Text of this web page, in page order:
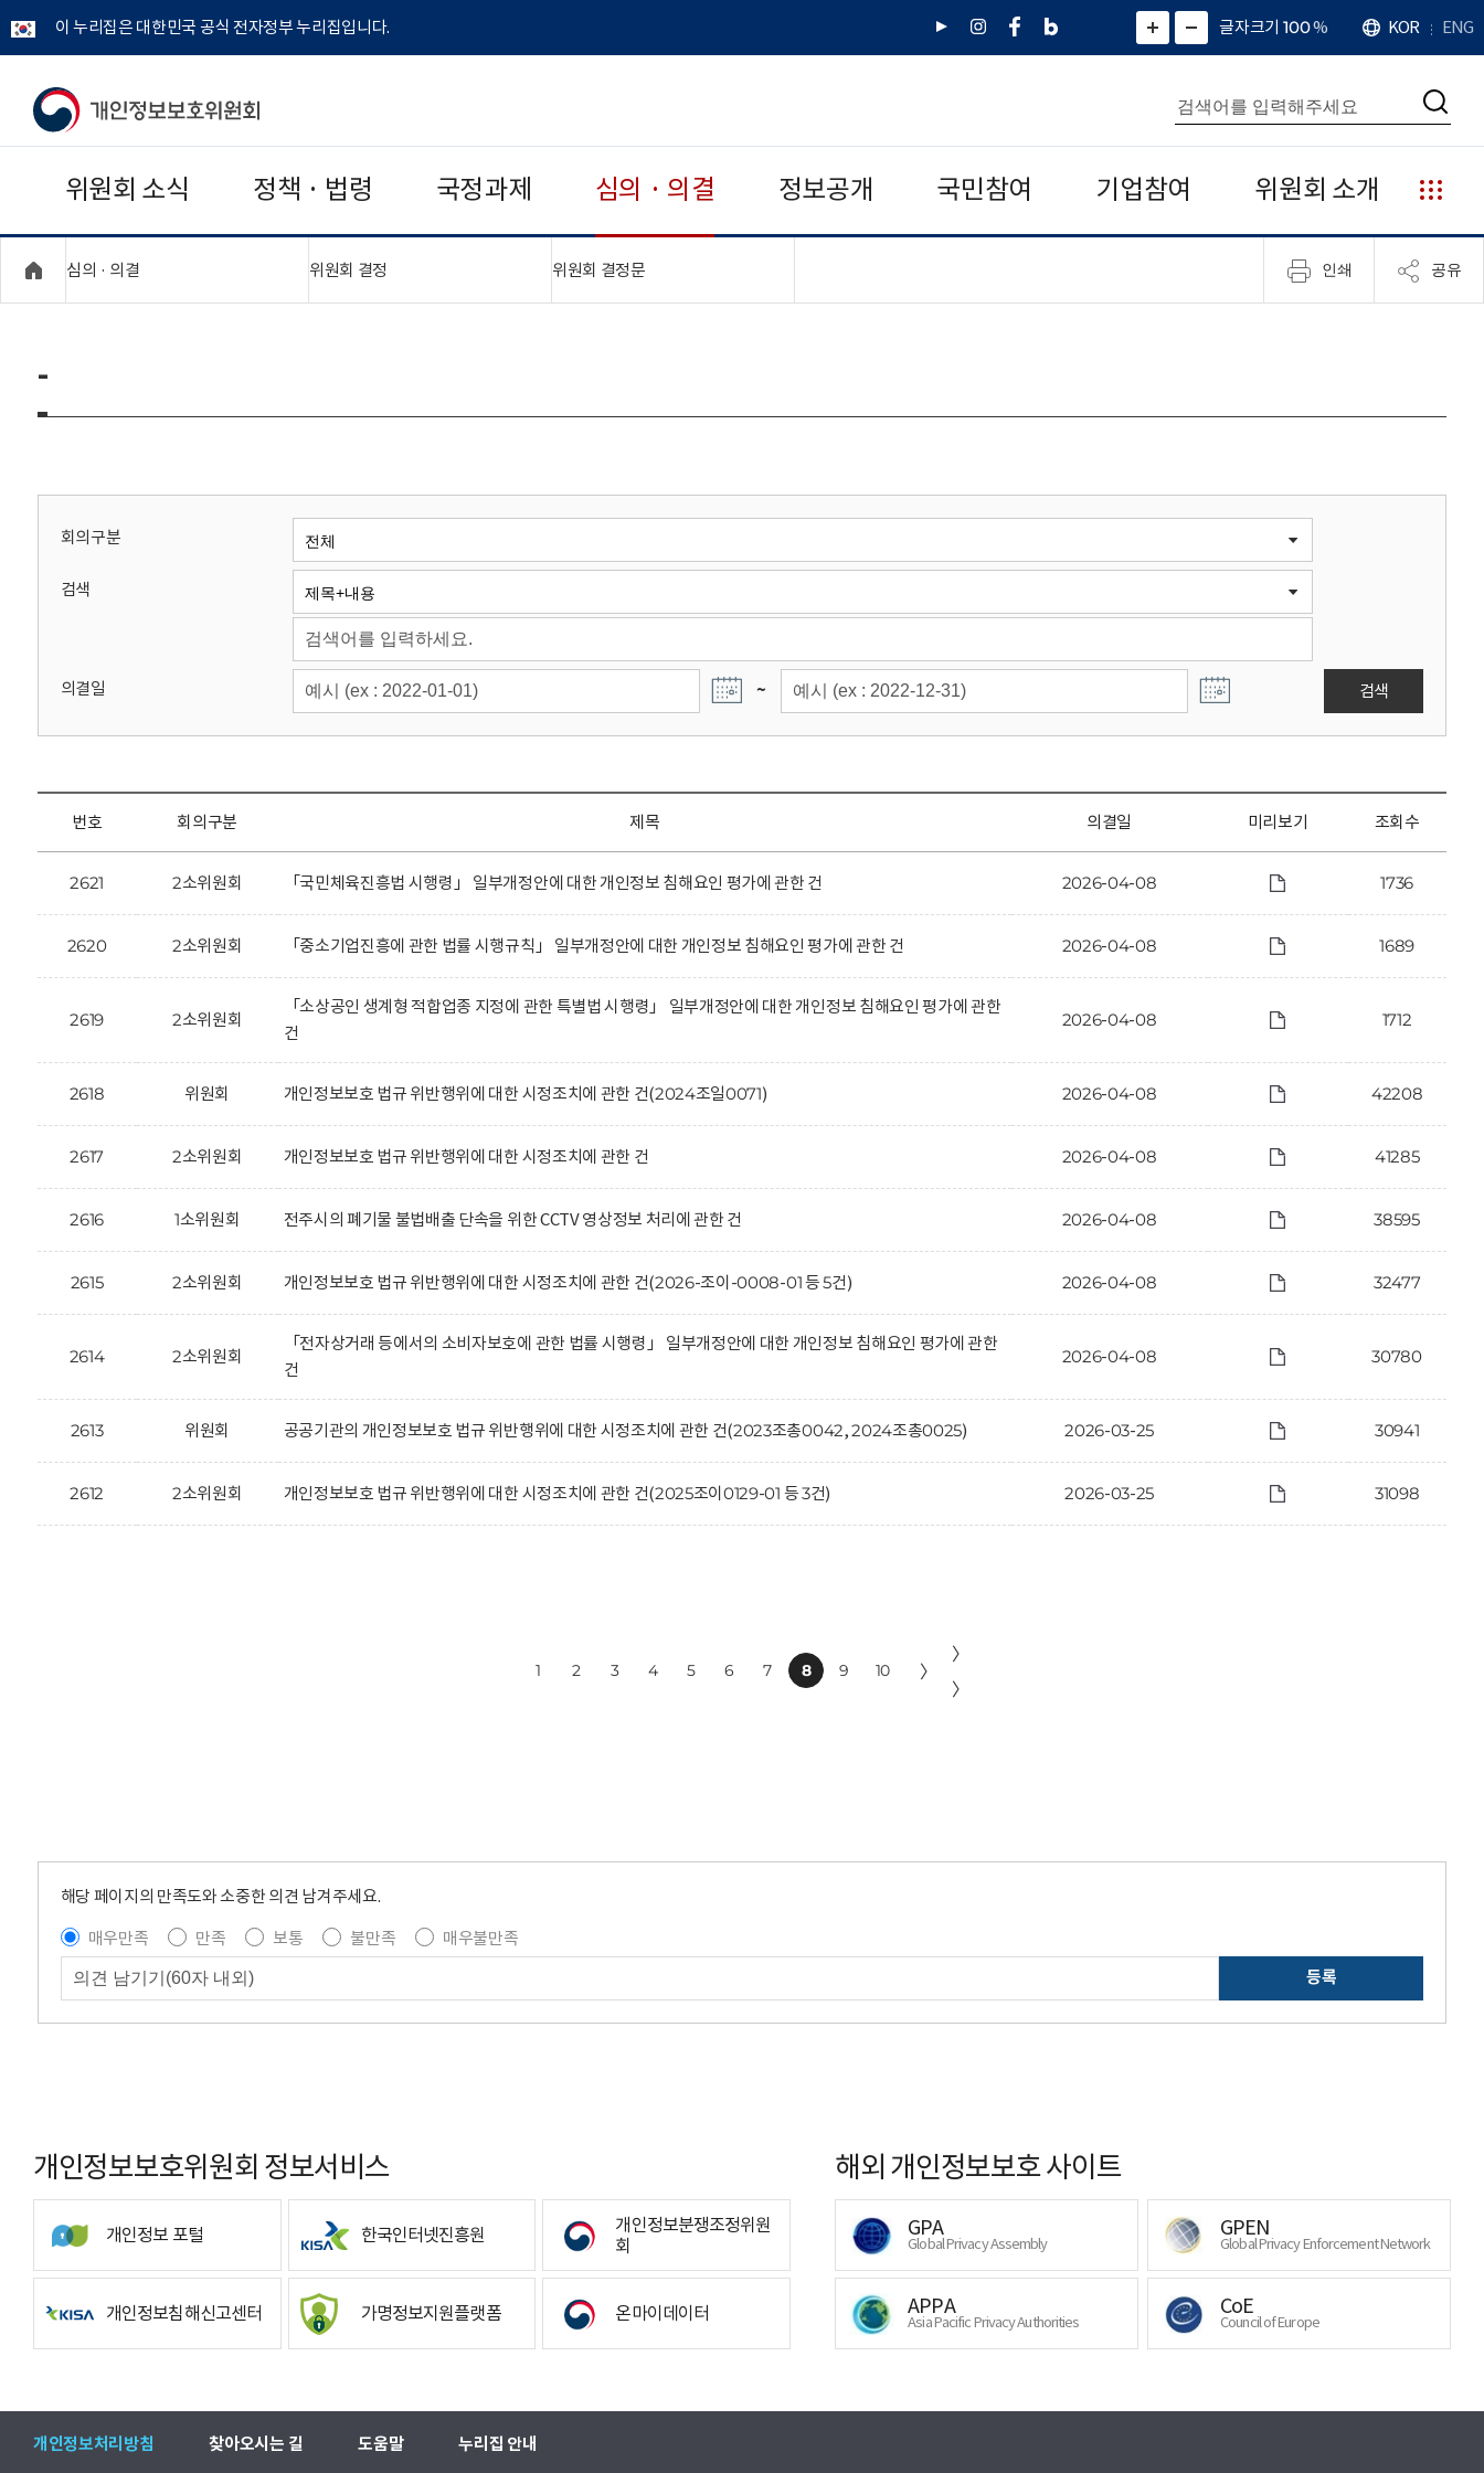
이 누리집은 대한민국 공식 전자정부 누리집입니다.
유
인
페
네
그
)
화
면
면
소
확
대
치
글자크기 100%
언
어
KOR ENG
개
보
보
위
회
통
합
검
색
검
위원회 소식 정책 · 법령 국정과제 심의 · 의결 정보공개 국민참여 기업참여 위원회 소개
누
리
집
안
심의 · 의결 위원회 결정 위원회 결정문"접기,펼치기" 인쇄 공유
-
회의구분
검색
의결일 ~ 검색
번호 회의구분 제목 의결일 미리보기 조회수
2621 2소위원회 「국민체육진흥법 시행령」 일부개정안에 대한 개인정보 침해요인 평가에 관한 건 2026-04-08 1736
2620 2소위원회 「중소기업진흥에 관한 법률 시행규칙」 일부개정안에 대한 개인정보 침해요인 평가에 관한 건 2026-04-08 1689
2619 2소위원회
「소상공인 생계형 적합업종 지정에 관한 특별법 시행령」 일부개정안에 대한 개인정보 침해요인 평가에 관한
건
2026-04-08 1712
2618 위원회 개인정보보호 법규 위반행위에 대한 시정조치에 관한 건(2024조일0071) 2026-04-08 42208
2617 2소위원회 개인정보보호 법규 위반행위에 대한 시정조치에 관한 건 2026-04-08 41285
2616 1소위원회 전주시의 폐기물 불법배출 단속을 위한 CCTV 영상정보 처리에 관한 건 2026-04-08 38595
2615 2소위원회 개인정보보호 법규 위반행위에 대한 시정조치에 관한 건(2026-조이-0008-01 등 5건) 2026-04-08 32477
2614 2소위원회
「전자상거래 등에서의 소비자보호에 관한 법률 시행령」 일부개정안에 대한 개인정보 침해요인 평가에 관한
건
2026-04-08 30780
2613 위원회 공공기관의 개인정보보호 법규 위반행위에 대한 시정조치에 관한 건(2023조총0042, 2024조총0025) 2026-03-25 30941
2612 2소위원회 개인정보보호 법규 위반행위에 대한 시정조치에 관한 건(2025조이0129-01 등 3건) 2026-03-25 31098
1 2 3 4 5 6 7 8 9 10 〉
〉
〉
해당 페이지의 만족도와 소중한 의견 남겨주세요.
매우만족
만족 보통 불만족
매우불만족
등록
개인정보보호위원회 정보서비스
개인정보 포털 한국인터넷진흥원
개인정보분쟁조정위원
회
개인정보침해신고센터 가명정보지원플랫폼 온마이데이터
해외 개인정보보호 사이트
GPA
Global Privacy Assembly
GPEN
Global Privacy Enforcement Network
APPA
Asia Pacific Privacy Authorities
CoE
Council of Europe
개인정보처리방침 찾아오시는 길 도움말 누리집 안내